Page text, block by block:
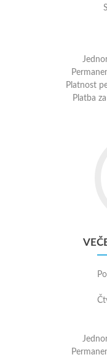
Platnost
Platba